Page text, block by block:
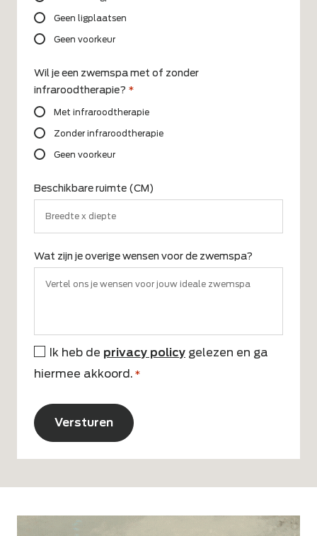
Geen ligplaatsen
Geen voorkeur
Wil je een zwemspa met of zonder
infraroodtherapie? *
Met infraroodtherapie
Zonder infraroodtherapie
Geen voorkeur
Beschikbare ruimte (CM)
Wat zijn je overige wensen voor de zwemspa?
* Ik heb de privacy policy gelezen en ga
hiermee akkoord. *